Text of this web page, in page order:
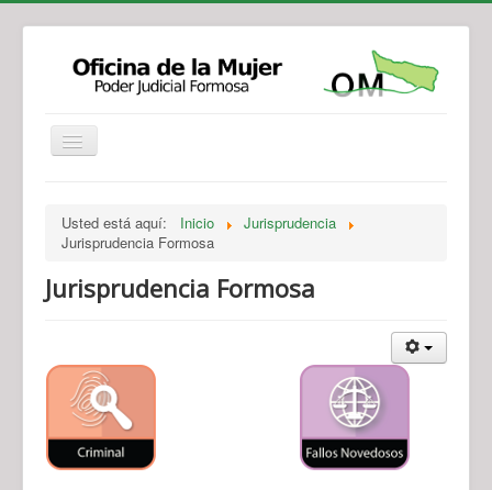
Legislación
Novedades
Usted está aquí: Inicio
Jurisprudencia
Jurisprudencia Formosa
Jurisprudencia Formosa